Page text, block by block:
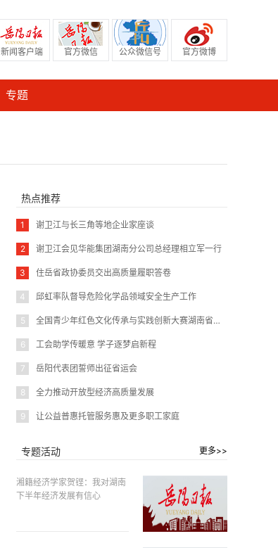
新闻客户端 官方微信 公众微信号 官方微博
专题
热点推荐
1 谢卫江与长三角等地企业家座谈
2 谢卫江会见华能集团湖南分公司总经理相立军一行
3 住岳省政协委员交出高质量履职答卷
4 邱虹率队督导危险化学品领域安全生产工作
5 全国青少年红色文化传承与实践创新大赛湖南省赛在岳阳圆满闭幕
6 工会助学传暖意 学子逐梦启新程
7 岳阳代表团誓师出征省运会
8 全力推动开放型经济高质量发展
9 让公益普惠托管服务惠及更多职工家庭
专题活动 更多>>
湘籍经济学家贺铿：我对湖南
下半年经济发展有信心